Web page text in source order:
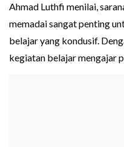
Ahmad Luthfi menilai,
memadai sangat penting
belajar yang kondusif.
kegiatan belajar mengajar